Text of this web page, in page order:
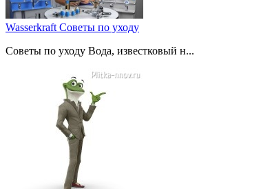
Wasserkraft Советы по уходу
Советы по уходу Вода, известковый н...